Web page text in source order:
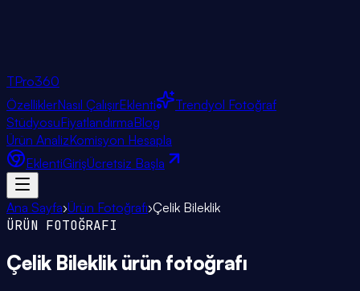
TPro360
ÖzelliklerNasıl ÇalışırEklenti
Trendyol Fotoğraf
StüdyosuFiyatlandırmaBlog
Ürün AnalizKomisyon Hesapla
EklentiGirişÜcretsiz Başla
Ana Sayfa›Ürün Fotoğrafı›Çelik Bileklik
ÜRÜN FOTOĞRAFI
Çelik Bileklik ürün fotoğrafı